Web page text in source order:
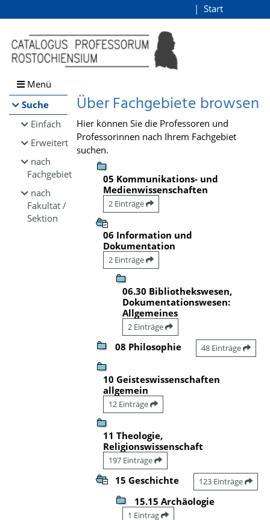
Browsen
direkt zum Inhalt
Start
Menü
Suche
Einfach
Erweitert
nach
Fachgebiet
nach
Fakultät /
Sektion
Über Fachgebiete browsen
Hier können Sie die Professoren und
Professorinnen nach Ihrem Fachgebiet
suchen.
05 Kommunikations- und
Medienwissenschaften
2 Einträge
06 Information und
Dokumentation
2 Einträge
06.30 Bibliothekswesen,
Dokumentationswesen:
Allgemeines
2 Einträge
08 Philosophie 48 Einträge
10 Geisteswissenschaften
allgemein
12 Einträge
11 Theologie,
Religionswissenschaft
197 Einträge
15 Geschichte 123 Einträge
15.15 Archäologie
1 Eintrag